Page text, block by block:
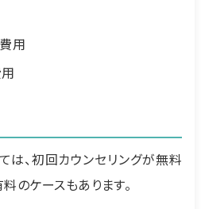
用
は、初回カウンセリングが無料
のケースもあります。